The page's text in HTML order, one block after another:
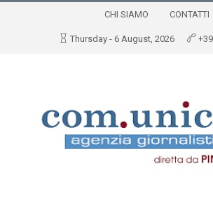
CHI SIAMO CONTATTI
Thursday - 6 August, 2026